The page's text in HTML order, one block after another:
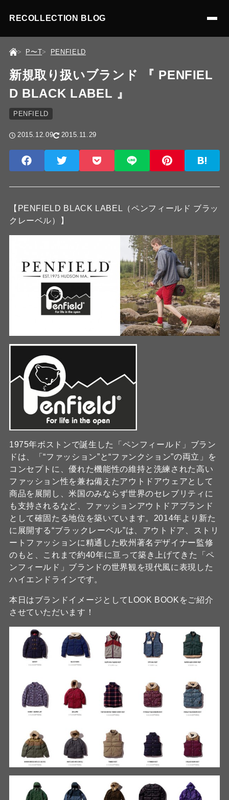
RECOLLECTION BLOG
P〜T PENFIELD
新規取り扱いブランド 『 PENFIEL
D BLACK LABEL 』
PENFIELD
2015.12.09 2015.11.29
【PENFIELD BLACK LABEL（ペンフィールド ブラッ
クレーベル）】
1975年ボストンで誕生した「ペンフィールド」ブラン
ドは、「“ファッション”と“ファンクション”の両立」を
コンセプトに、優れた機能性の維持と洗練された高い
ファッション性を兼ね備えたアウトドアウェアとして
商品を展開し、米国のみならず世界のセレブリティに
も支持されるなど、ファッションアウトドアブランド
として確固たる地位を築いています。2014年より新た
に展開する“ブラックレーベル”は、アウトドア、ストリ
ートファッションに精通した欧州著名デザイナー監修
のもと、これまで約40年に亘って築き上げてきた「ペ
ンフィールド」ブランドの世界観を現代風に表現した
ハイエンドラインです。
本日はブランドイメージとしてLOOK BOOKをご紹介
させていただいます！